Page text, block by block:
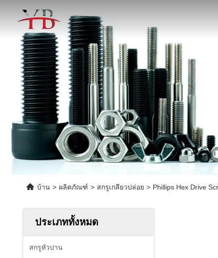
บ้าน > ผลิตภัณฑ์ > สกรูเกลียวปล่อย > Phillips Hex Drive
ประเภททั้งหมด
สกรูหัวปาน